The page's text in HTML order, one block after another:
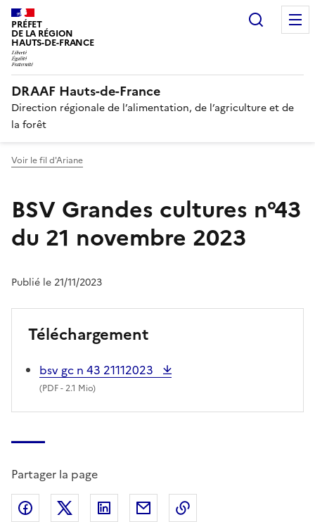
PRÉFET
DE LA RÉGION
HAUTS-DE-FRANCE
DRAAF Hauts-de-France
Direction régionale de l’alimentation, de l’agriculture et de
la forêt
Voir le fil d'Ariane
BSV Grandes cultures n°43
du 21 novembre 2023
Publié le 21/11/2023
Téléchargement
bsv gc n 43 21112023
(PDF- 2.1 Mio)
Partager la page
Partager sur Facebook
Partager sur X (anciennement Twitter)
Partager sur LinkedIn
Partager par email